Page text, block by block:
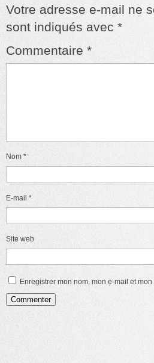
Votre adresse e-mail ne
sont indiqués avec *
Commentaire *
Nom *
E-mail *
Site web
Enregistrer mon nom, mon e-mail et